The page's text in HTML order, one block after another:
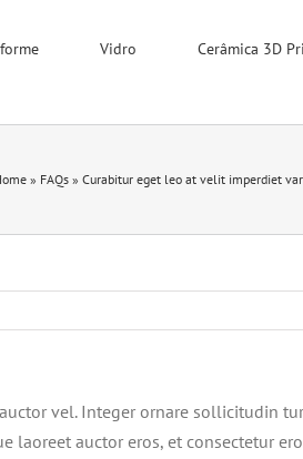
Vidro Cerâmica 3D
» FAQs » Curabitur eget leo at velit imperdiet
vel. Integer ornare sollicitudin
laoreet auctor eros, et consectetur